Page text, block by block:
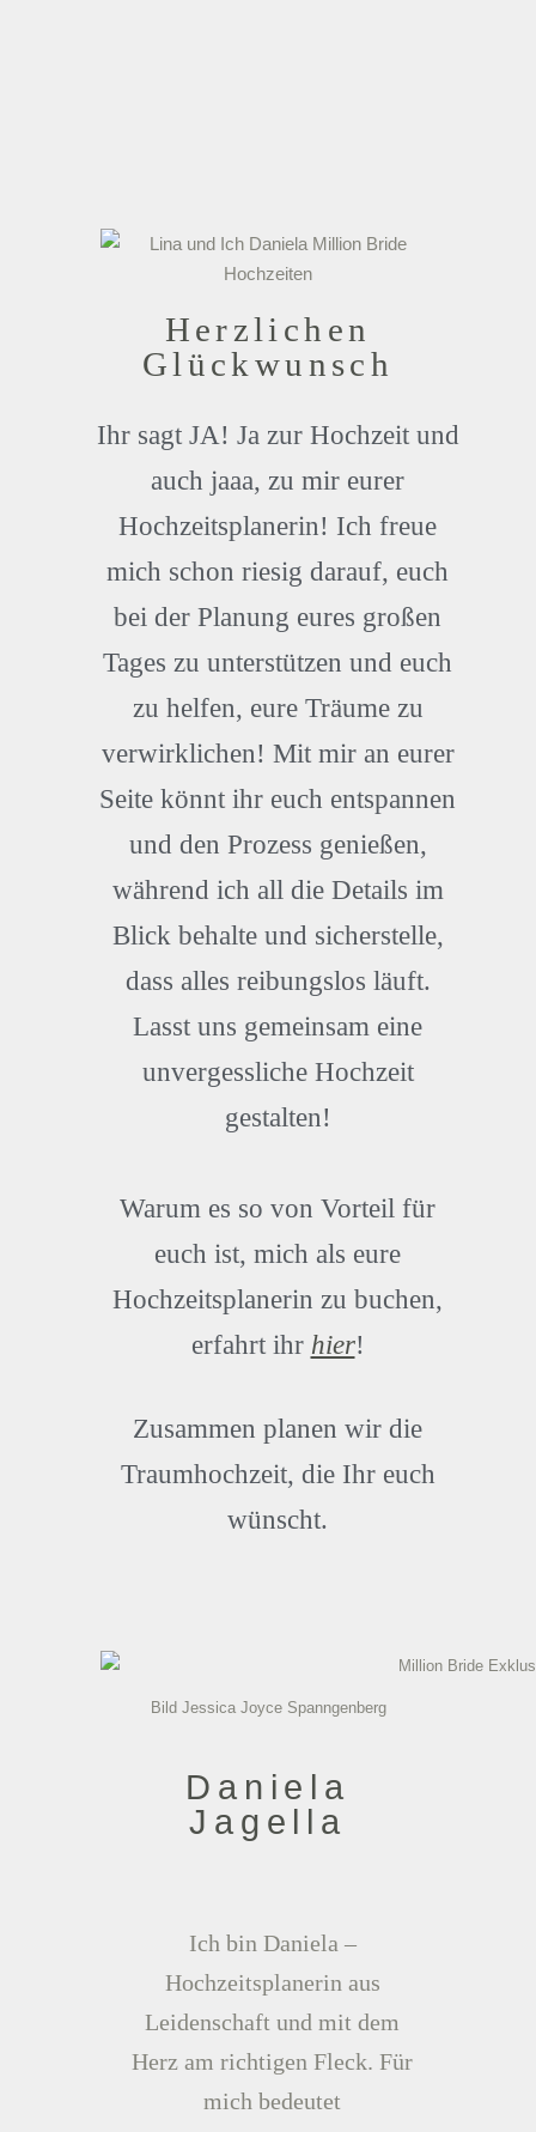
Herzlichen
Glückwunsch
Ihr sagt JA! Ja zur Hochzeit und
auch jaaa, zu mir eurer
Hochzeitsplanerin! Ich freue
mich schon riesig darauf, euch
bei der Planung eures großen
Tages zu unterstützen und euch
zu helfen, eure Träume zu
verwirklichen! Mit mir an eurer
Seite könnt ihr euch entspannen
und den Prozess genießen,
während ich all die Details im
Blick behalte und sicherstelle,
dass alles reibungslos läuft.
Lasst uns gemeinsam eine
unvergessliche Hochzeit
gestalten!
Warum es so von Vorteil für
euch ist, mich als eure
Hochzeitsplanerin zu buchen,
erfahrt ihr hier!
Zusammen planen wir die
Traumhochzeit, die Ihr euch
wünscht.
Daniela
Jagella
Ich bin Daniela –
Hochzeitsplanerin aus
Leidenschaft und mit dem
Herz am richtigen Fleck. Für
mich bedeutet
Bild Jessica Joyce Spanngenberg